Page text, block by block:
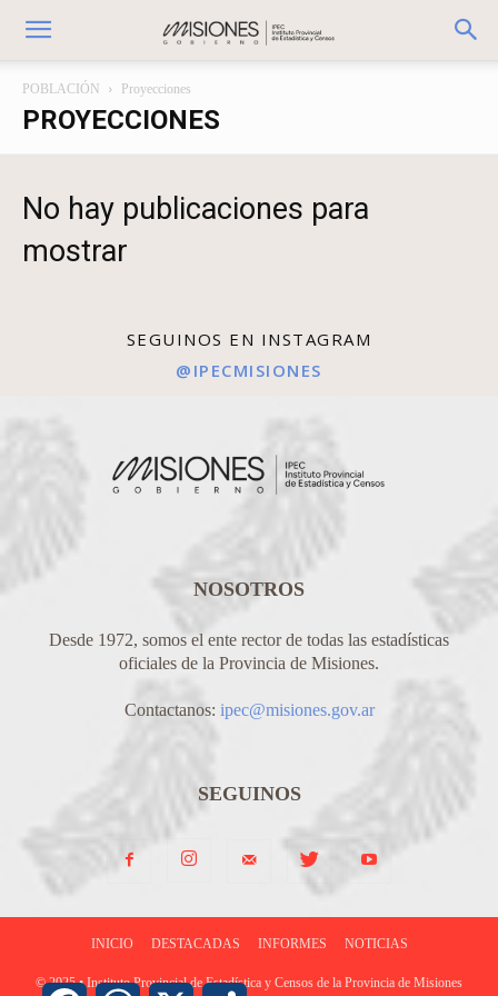
POBLACIÓN Proyecciones
PROYECCIONES
No hay publicaciones para
mostrar
SEGUINOS EN INSTAGRAM
@IPECMISIONES
NOSOTROS
Desde 1972, somos el ente rector de todas las estadísticas
oficiales de la Provincia de Misiones.
Contactanos: ipec@misiones.gov.ar
SEGUINOS
INICIO DESTACADAS INFORMES NOTICIAS
© 2025 • Instituto Provincial de Estadística y Censos de la Provincia de Misiones
FacebookWhatsApp
X Share